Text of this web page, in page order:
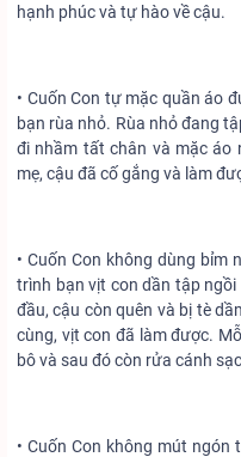
hạnh phúc và tự hào về cậu.
• Cuốn Con tự mặc quần áo
bạn rùa nhỏ. Rùa nhỏ đang
đi nhầm tất chân và mặc áo
mẹ, cậu đã cố gắng và làm
• Cuốn Con không dùng bỉm
trình bạn vịt con dần tập
đầu, cậu còn quên và bị tè
cùng, vịt con đã làm được.
bô và sau đó còn rửa cánh
• Cuốn Con không mút ngón